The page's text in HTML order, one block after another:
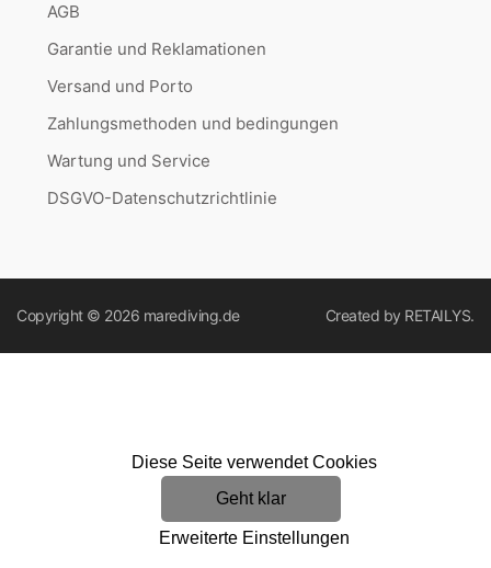
AGB
Garantie und Reklamationen
Versand und Porto
Zahlungsmethoden und bedingungen
Wartung und Service
DSGVO-Datenschutzrichtlinie
Copyright © 2026 marediving.de Created by RETAILYS.
Diese Seite verwendet Cookies
Geht klar
Erweiterte Einstellungen